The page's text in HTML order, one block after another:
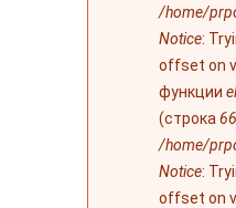
/home/
Notice:
offset on
функции
(строка
/home/
Notice:
offset on